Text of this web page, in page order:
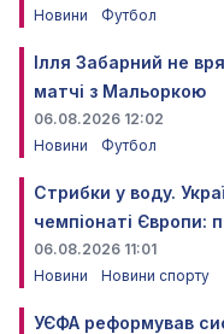
Новини
Футбол
Ілля Забарний не
матчі з Мальоркою
06.08.2026 12:02
Новини
Футбол
Стрибки у воду.
чемпіонаті Європи:
06.08.2026 11:01
Новини
Новини спорту
УЄФА реформував